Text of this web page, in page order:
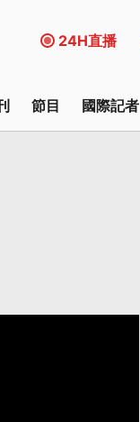
24H直播
節目 國際記者